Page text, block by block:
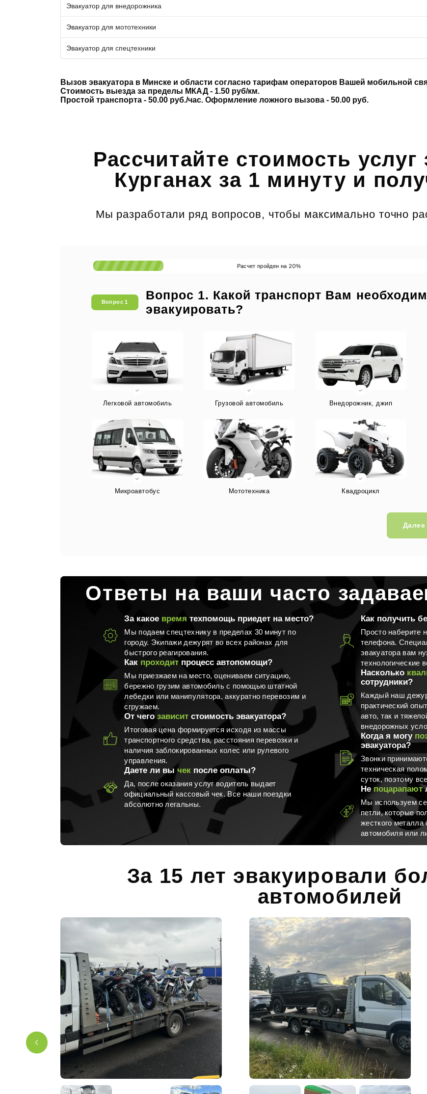
Эвакуатор для внедорожника
Эвакуатор для мототехники
Эвакуатор для спецтехники
Вызов эвакуатора в Минске и области согласно тарифам операторов Вашей мобильной
Стоимость выезда за пределы МКАД - 1.50 руб/км.
Простой транспорта - 50.00 руб./час. Оформление ложного вызова - 50.00 руб.
Рассчитайте стоимость услуг
Курганах за 1 минуту и
Мы разработали ряд вопросов, чтобы максимально точно
Расчет пройден на 20%
Вопрос 1
Вопрос 1. Какой транспорт Вам
эвакуировать?
Легковой автомобиль Грузовой автомобиль Внедорожник, джип
Микроавтобус Мототехника Квадроцикл
Далее
Ответы на ваши часто
За какое время техпомощь приедет на место?
Мы подаем спецтехнику в пределах 30 минут по
городу. Экипажи дежурят во всех районах для
быстрого реагирования.
Как проходит процесс автопомощи?
Мы приезжаем на место, оцениваем ситуацию,
бережно грузим автомобиль с помощью штатной
лебедки или манипулятора, аккуратно перевозим и
сгружаем.
От чегозависит стоимость эвакуатора?
Итоговая цена формируется исходя из массы
транспортного средства, расстояния перевозки и
наличия заблокированных колес или рулевого
управления.
Даете ли вычек после оплаты?
Да, после оказания услуг водитель выдает
официальный кассовый чек. Все наши поездки
абсолютно легальны.
Как получить
Просто наберите
телефона.
эвакуатора вам
технологические
Насколько
сотрудники?
Каждый наш
практический
авто, так и
внедорожных
Когда я могу
эвакуатора?
Звонки
техническая
суток, поэтому
Не поцарапают
Мы используем
петли, которые
жесткого
автомобиля или
За 15 лет эвакуировали
автомобилей